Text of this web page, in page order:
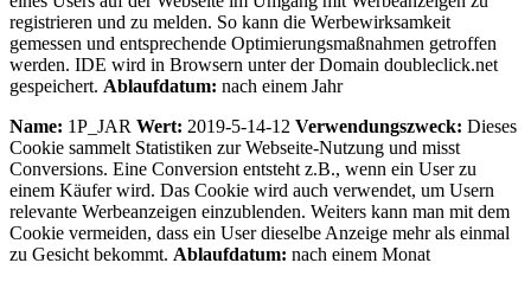
registrieren und zu melden. So kann die Werbewirksamkeit
gemessen und entsprechende Optimierungsmaßnahmen getroffen
werden. IDE wird in Browsern unter der Domain doubleclick.net
gespeichert. Ablaufdatum: nach einem Jahr
Name: 1P_JAR Wert: 2019-5-14-12 Verwendungszweck: Dieses
Cookie sammelt Statistiken zur Webseite-Nutzung und misst
Conversions. Eine Conversion entsteht z.B., wenn ein User zu
einem Käufer wird. Das Cookie wird auch verwendet, um Usern
relevante Werbeanzeigen einzublenden. Weiters kann man mit dem
Cookie vermeiden, dass ein User dieselbe Anzeige mehr als einmal
zu Gesicht bekommt. Ablaufdatum: nach einem Monat